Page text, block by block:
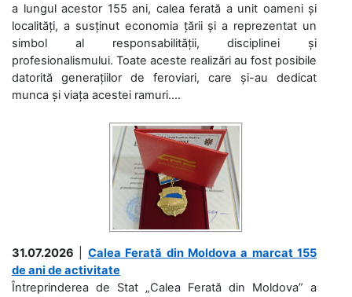
a lungul acestor 155 ani, calea ferată a unit oameni și
localități, a susținut economia țării și a reprezentat un
simbol al responsabilității, disciplinei și
profesionalismului. Toate aceste realizări au fost posibile
datorită generațiilor de feroviari, care și-au dedicat
munca și viața acestei ramuri....
31.07.2026
Calea Ferată din Moldova a marcat 155
de ani de activitate
Întreprinderea de Stat „Calea Ferată din Moldova” a